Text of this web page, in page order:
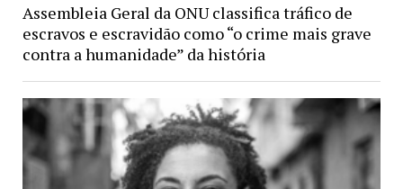
Assembleia Geral da ONU classifica tráfico de
escravos e escravidão como “o crime mais grave
contra a humanidade” da história